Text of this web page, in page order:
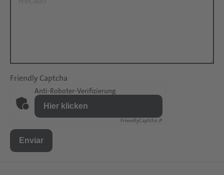
Friendly Captcha
Anti-Roboter-Verifizierung
Hier klicken
FriendlyCaptcha ⇗
Enviar